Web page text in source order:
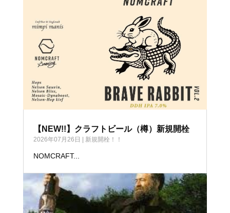
【NEW!!】クラフトビール（樽）新規開栓
2026年07月26日 | 新規開栓！！
NOMCRAFT...